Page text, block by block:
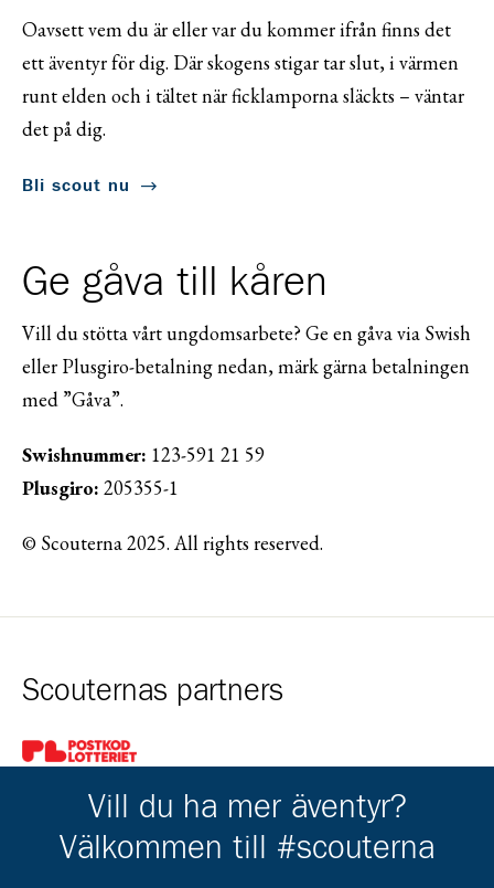
Oavsett vem du är eller var du kommer ifrån finns det
ett äventyr för dig. Där skogens stigar tar slut, i värmen
runt elden och i tältet när ficklamporna släckts – väntar
det på dig.
Bli scout nu
Ge gåva till kåren
Vill du stötta vårt ungdomsarbete? Ge en gåva via Swish
eller Plusgiro-betalning nedan, märk gärna betalningen
med ”Gåva”.
Swishnummer: 123-591 21 59
Plusgiro: 205355-1
© Scouterna 2025. All rights reserved.
Scouternas partners
Gå till pl_50
Vill du ha mer äventyr?
Välkommen till #scouterna